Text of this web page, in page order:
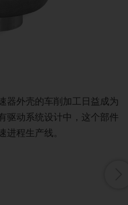
器外壳的车削加工日益成为
动系统设计中，这个部件
程生产线。